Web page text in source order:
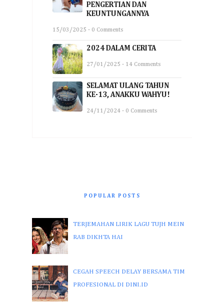
PENGERTIAN DAN
KEUNTUNGANNYA
15/03/2025 - 0 Comments
2024 DALAM CERITA
27/01/2025 - 14 Comments
SELAMAT ULANG TAHUN
KE-13, ANAKKU WAHYU!
24/11/2024 - 0 Comments
POPULAR POSTS
TERJEMAHAN LIRIK LAGU TUJH MEIN
RAB DIKHTA HAI
CEGAH SPEECH DELAY BERSAMA TIM
PROFESIONAL DI DINI.ID